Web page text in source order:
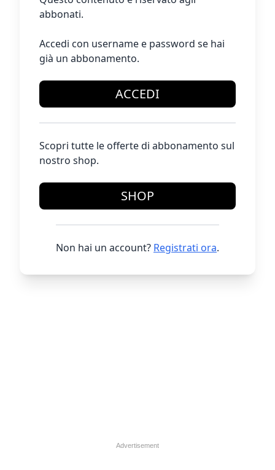
abbonati.
Accedi con username e password se hai
già un abbonamento.
ACCEDI
Scopri tutte le offerte di abbonamento sul
nostro shop.
SHOP
Non hai un account? Registrati ora.